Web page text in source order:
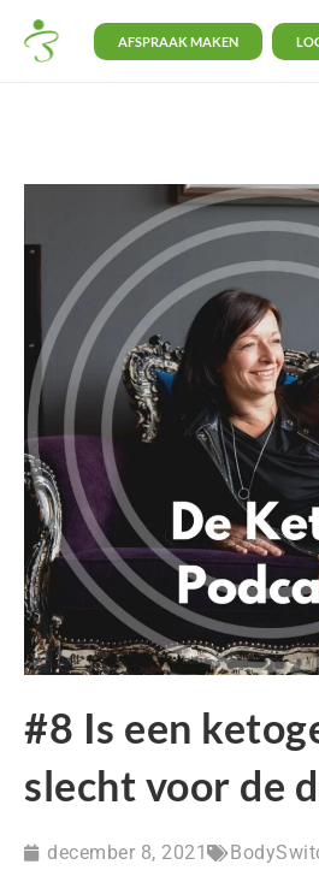
AFSPRAAK MAKEN
#8 Is een
slecht voor de
december 8, 2021